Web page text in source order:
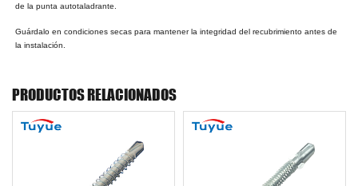
de la punta autotaladrante.
Guárdalo en condiciones secas para mantener la integridad del recubrimiento antes de
la instalación.
PRODUCTOS RELACIONADOS